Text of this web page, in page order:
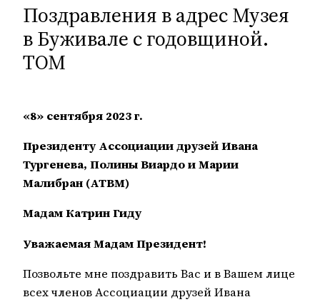
Поздравления в адрес Музея
в Буживале с годовщиной.
ТОМ
«8» сентября 2023 г.
Президенту Ассоциации друзей Ивана
Тургенева, Полины Виардо и Марии
Малибран (АТВМ)
Мадам Катрин Гиду
Уважаемая Мадам Президент!
Позвольте мне поздравить Вас и в Вашем лице
всех членов Ассоциации друзей Ивана